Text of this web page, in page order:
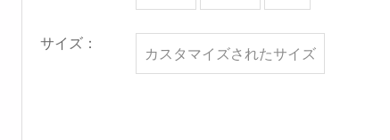
サイズ：
カスタマイズされたサイズ